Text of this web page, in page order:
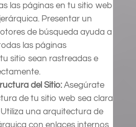
las páginas en tu sitio web
Presentar un
de búsqueda ayuda a
las páginas
sitio sean rastreadas e
del Sitio:Asegúrate
de tu sitio web sea clara
Utiliza una arquitectura de
con enlaces internos